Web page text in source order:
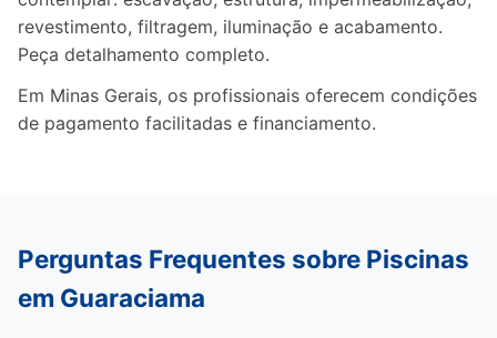
revestimento, filtragem, iluminação e acabamento.
Peça detalhamento completo.
Em Minas Gerais, os profissionais oferecem condições
de pagamento facilitadas e financiamento.
Perguntas Frequentes sobre Piscinas
em Guaraciama